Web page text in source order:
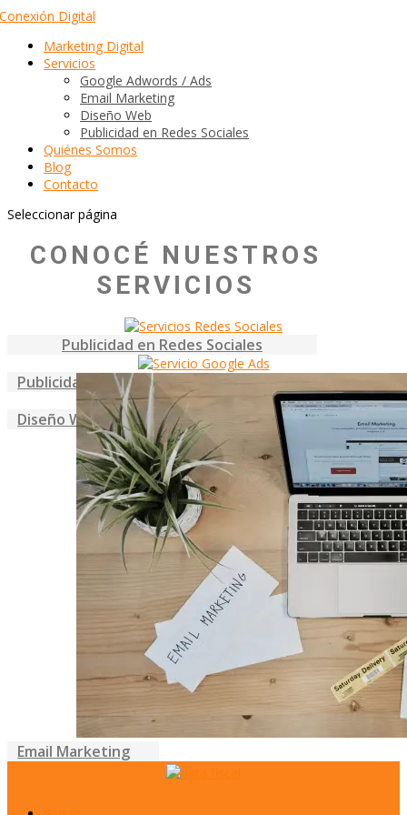
Marketing Digital
Servicios
Google Adwords / Ads
Email Marketing
Diseño Web
Publicidad en Redes Sociales
Quiénes Somos
Blog
Contacto
Seleccionar página
CONOCÉ NUESTROS
SERVICIOS
Publicidad en Redes Sociales
Publicidad en Google
Diseño Web
Email Marketing